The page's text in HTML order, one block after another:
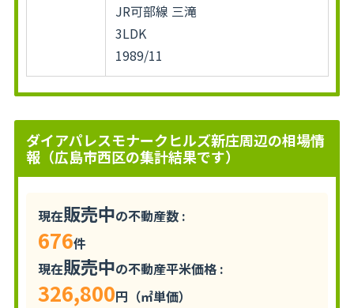
JR可部線 三滝
3LDK
1989/11
ダイアパレスモナークヒルズ新庄周辺の相場情
報（広島市西区の集計結果です）
現在販売中の不動産数 :
676件
現在販売中の不動産平米価格 :
326,800円（㎡単価）